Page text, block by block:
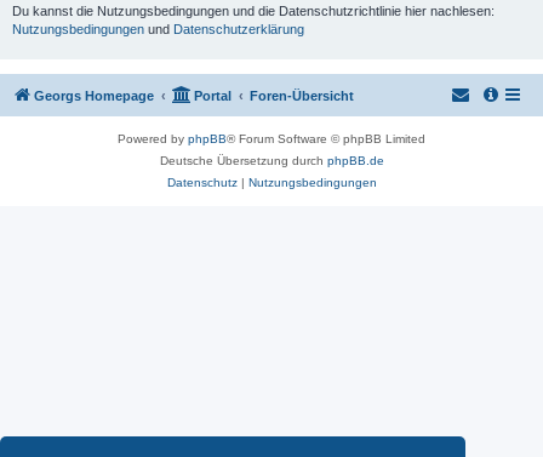
Du kannst die Nutzungsbedingungen und die Datenschutzrichtlinie hier nachlesen:
Nutzungsbedingungen und Datenschutzerklärung
Georgs Homepage Portal Foren-Übersicht
Powered by phpBB® Forum Software © phpBB Limited
Deutsche Übersetzung durch phpBB.de
Datenschutz| Nutzungsbedingungen